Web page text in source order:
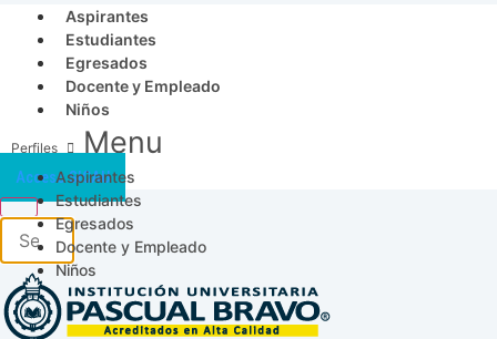
Aspirantes
Estudiantes
Egresados
Docente y Empleado
Niños
Menu
Aspirantes
Estudiantes
Egresados
Docente y Empleado
Niños
Acceso SICAU